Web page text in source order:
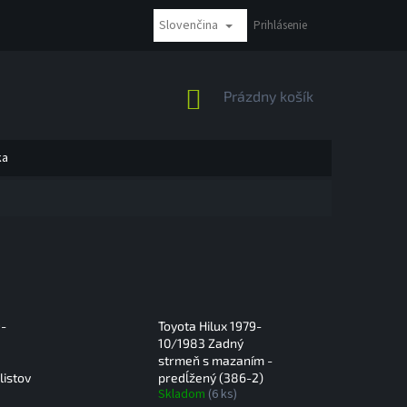
REKLAMÁCIE A VRÁTENIE MOŽNOSTI PLATBY
Slovenčina Prihlásenie
NÁKUPNÝ
Prázdny košík
Toyota Hilux 1979-
10/1983 Zadný
strmeň s mazaním -
predĺžený (386-2)
Skladom (6 ks)